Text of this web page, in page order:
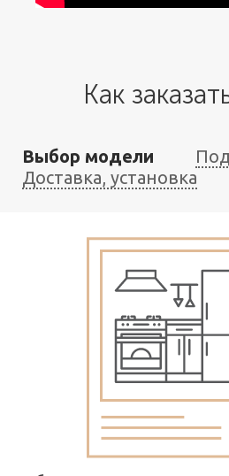
Как
Выбор модели
Доставка, установка